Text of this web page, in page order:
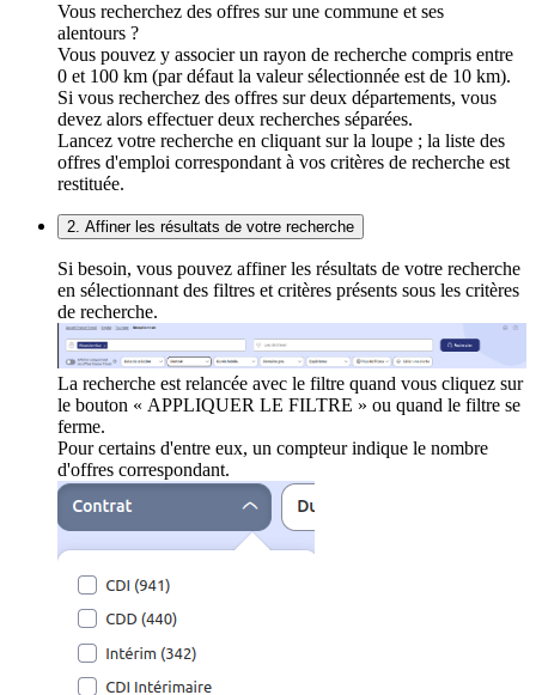
Vous recherchez des offres sur une commune et ses
alentours ?
Vous pouvez y associer un rayon de recherche compris entre
0 et 100 km (par défaut la valeur sélectionnée est de 10 km).
Si vous recherchez des offres sur deux départements, vous
devez alors effectuer deux recherches séparées.
Lancez votre recherche en cliquant sur la loupe ; la liste des
offres d'emploi correspondant à vos critères de recherche est
restituée.
2. Affiner les résultats de votre recherche
Si besoin, vous pouvez affiner les résultats de votre recherche
en sélectionnant des filtres et critères présents sous les critères
de recherche.
La recherche est relancée avec le filtre quand vous cliquez sur
le bouton « APPLIQUER LE FILTRE » ou quand le filtre se
ferme.
Pour certains d'entre eux, un compteur indique le nombre
d'offres correspondant.